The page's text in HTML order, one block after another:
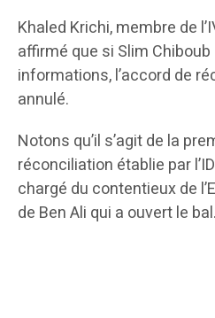
Khaled Krichi, membre de
affirmé que si Slim
informations, l’accord de
annulé.
Notons qu’il s’agit de la
réconciliation établie par
chargé du contentieux de
de Ben Ali qui a ouvert le bal.